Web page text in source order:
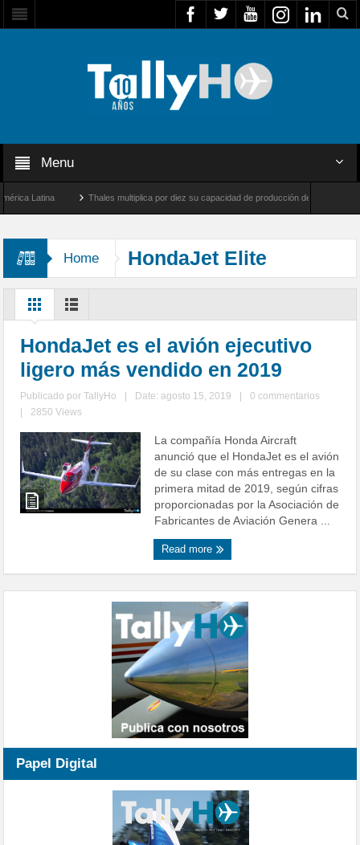
Menu
Latina Thales multiplica por diez su capacidad de producción de radares en Brasil
Home HondaJet Elite
HondaJet es el avión ejecutivo
ligero más vendido en 2019
Publicado porTallyHo Date: agosto 15, 2019
0 commentarios
2850 Views
La compañía Honda Aircraft
anunció que el HondaJet es el avión
de su clase con más entregas en la
primera mitad de 2019, según cifras
proporcionadas por la Asociación de
Fabricantes de Aviación Genera ...
Read more
Papel Digital